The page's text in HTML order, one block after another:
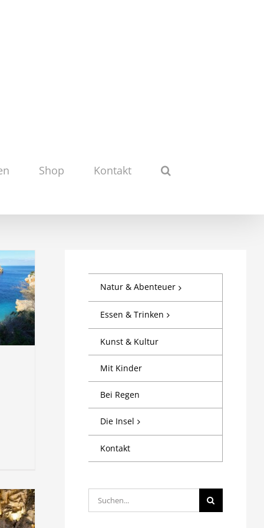
Shop Kontakt
Natur & Abenteuer
Essen & Trinken
Kunst & Kultur
Mit Kinder
Bei Regen
Die Insel
Kontakt
Suche
nach: